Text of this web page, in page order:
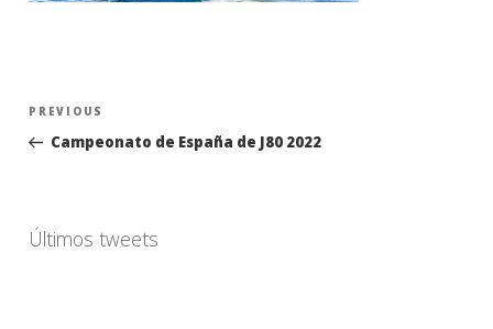
Navegación
entradas
Previous
Post
PREVIOUS
Campeonato de España de J80 2022
Últimos tweets